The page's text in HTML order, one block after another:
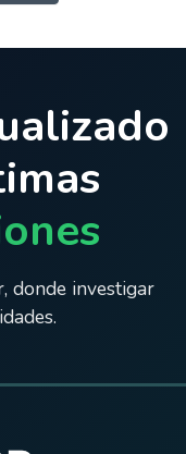
donde investigar